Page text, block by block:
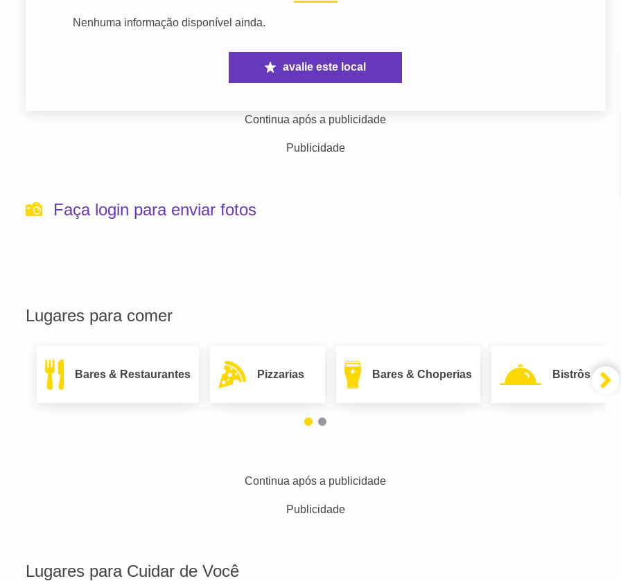
Nenhuma informação disponível ainda.
avalie este local
Continua após a publicidade
Publicidade
Faça login para enviar fotos
Lugares para comer
Bares & Restaurantes Pizzarias Bares & Choperias Bistrôs
Continua após a publicidade
Publicidade
Lugares para Cuidar de Você